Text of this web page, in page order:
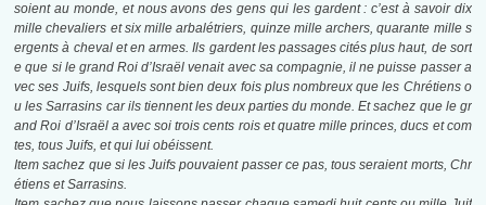
soient au monde, et nous avons des gens qui les gardent : c’est à savoir dix
mille chevaliers et six mille arbalétriers, quinze mille archers, quarante mille s
ergents à cheval et en armes. Ils gardent les passages cités plus haut, de sort
e que si le grand Roi d’Israël venait avec sa compagnie, il ne puisse passer a
vec ses Juifs, lesquels sont bien deux fois plus nombreux que les Chrétiens o
u les Sarrasins car ils tiennent les deux parties du monde. Et sachez que le gr
and Roi d’Israël a avec soi trois cents rois et quatre mille princes, ducs et com
tes, tous Juifs, et qui lui obéissent.
Item sachez que si les Juifs pouvaient passer ce pas, tous seraient morts, Chr
étiens et Sarrasins.